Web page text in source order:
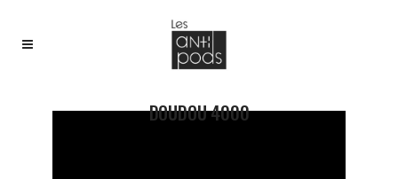
DOUDOU 4000